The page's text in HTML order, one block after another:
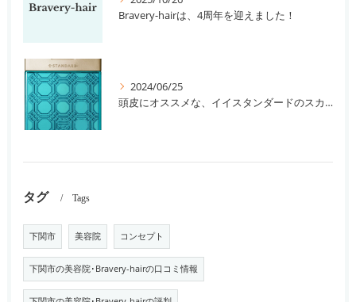
Bravery-hairは、4周年を迎えました！
2024/06/25
頭皮にオススメな、イイスタンダードのスカルプ系シャンプー＆トリートメントです！
タグ Tags
下関市 美容院 コンセプト
下関市の美容院･Bravery-hairの口コミ情報